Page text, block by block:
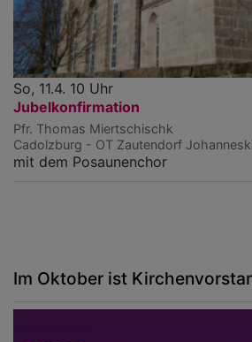
So, 11.4. 10 Uhr
Jubelkonfirmation
Pfr. Thomas Miertschischk
Cadolzburg - OT Zautendorf
mit dem Posaunenchor
Im Oktober ist